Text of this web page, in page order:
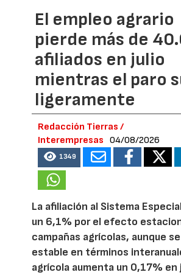
El empleo agrario
pierde más de
afiliados en julio
mientras el paro
ligeramente
Redacción Tierras /
Interempresas
04/08/2026
1349
La afiliación al Sistema
un 6,1% por el efecto
campañas agrícolas, aunque
estable en términos
agrícola aumenta un 0,17% en